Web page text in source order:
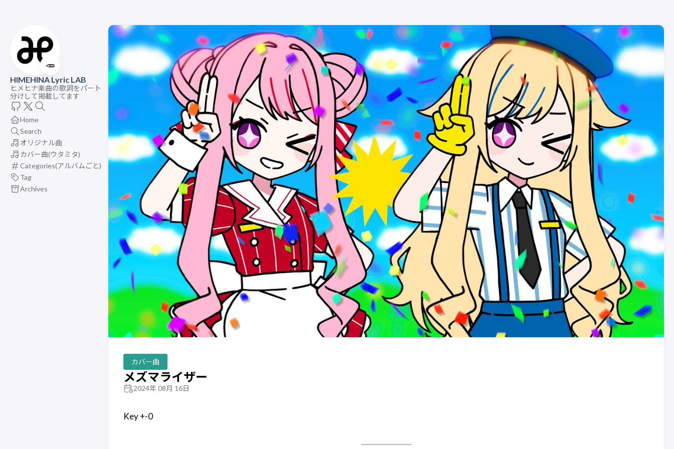
🥕
HIMEHINA Lyric LAB
ヒメヒナ楽曲の歌詞をパート
分けして掲載してます
Home
Search
オリジナル曲
カバー曲(ウタミタ)
Categories(アルバムごと)
Tag
Archives
カバー曲
メズマライザー
2024年 08月 16日
Key +-0